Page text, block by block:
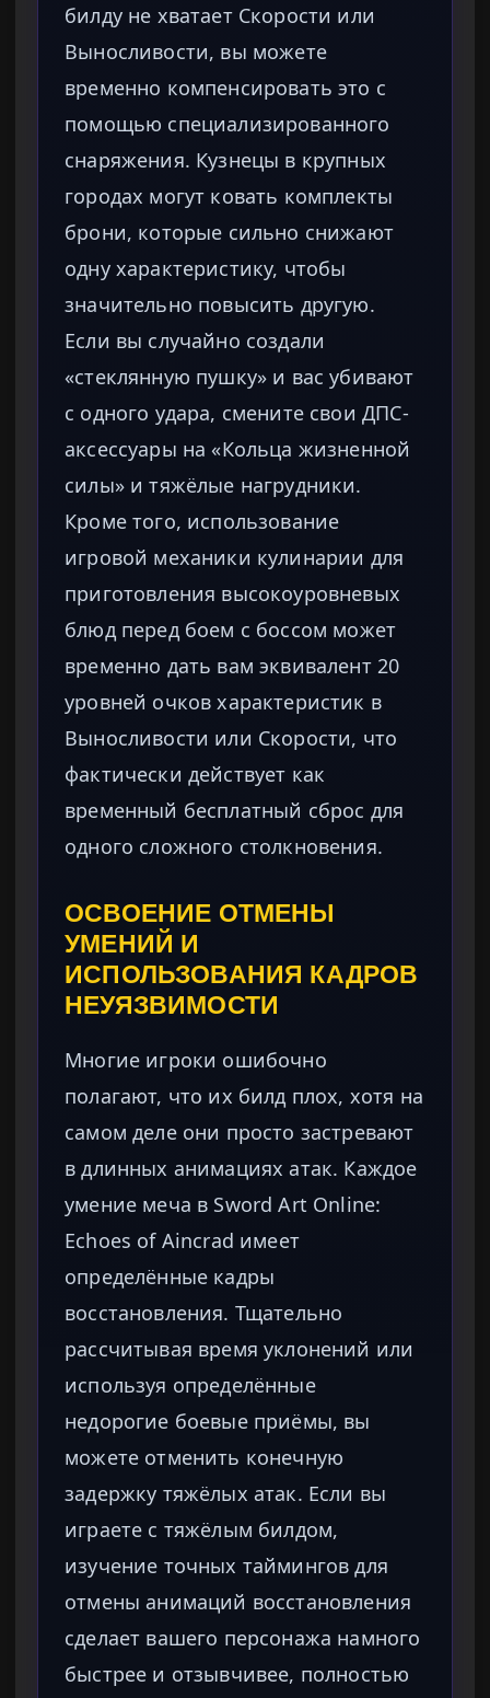
билду не хватает Скорости или
Выносливости, вы можете
временно компенсировать это с
помощью специализированного
снаряжения. Кузнецы в крупных
городах могут ковать комплекты
брони, которые сильно снижают
одну характеристику, чтобы
значительно повысить другую.
Если вы случайно создали
«стеклянную пушку» и вас убивают
с одного удара, смените свои ДПС-
аксессуары на «Кольца жизненной
силы» и тяжёлые нагрудники.
Кроме того, использование
игровой механики кулинарии для
приготовления высокоуровневых
блюд перед боем с боссом может
временно дать вам эквивалент 20
уровней очков характеристик в
Выносливости или Скорости, что
фактически действует как
временный бесплатный сброс для
одного сложного столкновения.
ОСВОЕНИЕ ОТМЕНЫ
УМЕНИЙ И
ИСПОЛЬЗОВАНИЯ КАДРОВ
НЕУЯЗВИМОСТИ
Многие игроки ошибочно
полагают, что их билд плох, хотя на
самом деле они просто застревают
в длинных анимациях атак. Каждое
умение меча в Sword Art Online:
Echoes of Aincrad имеет
определённые кадры
восстановления. Тщательно
рассчитывая время уклонений или
используя определённые
недорогие боевые приёмы, вы
можете отменить конечную
задержку тяжёлых атак. Если вы
играете с тяжёлым билдом,
изучение точных таймингов для
отмены анимаций восстановления
сделает вашего персонажа намного
быстрее и отзывчивее, полностью